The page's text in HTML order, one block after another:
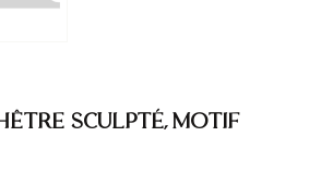
sculpté, motif